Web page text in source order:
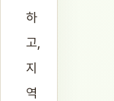
하
고,
지
역